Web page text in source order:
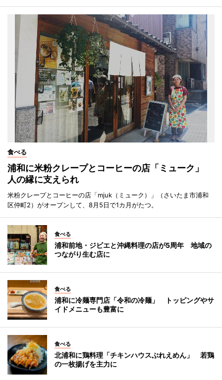
食べる
浦和に米粉クレープとコーヒーの店「ミューク」
人の縁に支えられ
米粉クレープとコーヒーの店「mjuk（ミューク）」（さいたま市浦和
区仲町2）がオープンして、8月5日で1カ月がたつ。
食べる
浦和前地・ジビエと沖縄料理の店が5周年 地域の
つながり生む店に
食べる
浦和に冷麺専門店「令和の冷麺」 トッピングやサ
イドメニューも豊富に
食べる
北浦和に鶏料理「チキンハウスぶれえめん」 若鶏
の一枚揚げを主力に